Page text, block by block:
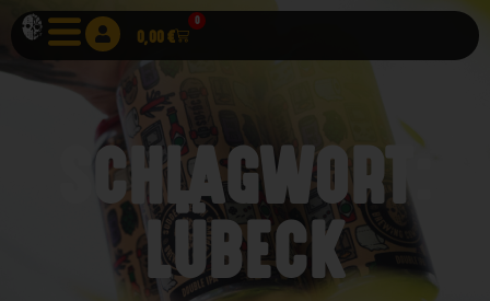
0,00€
0
SCHLAGWORT:
LÜBECK